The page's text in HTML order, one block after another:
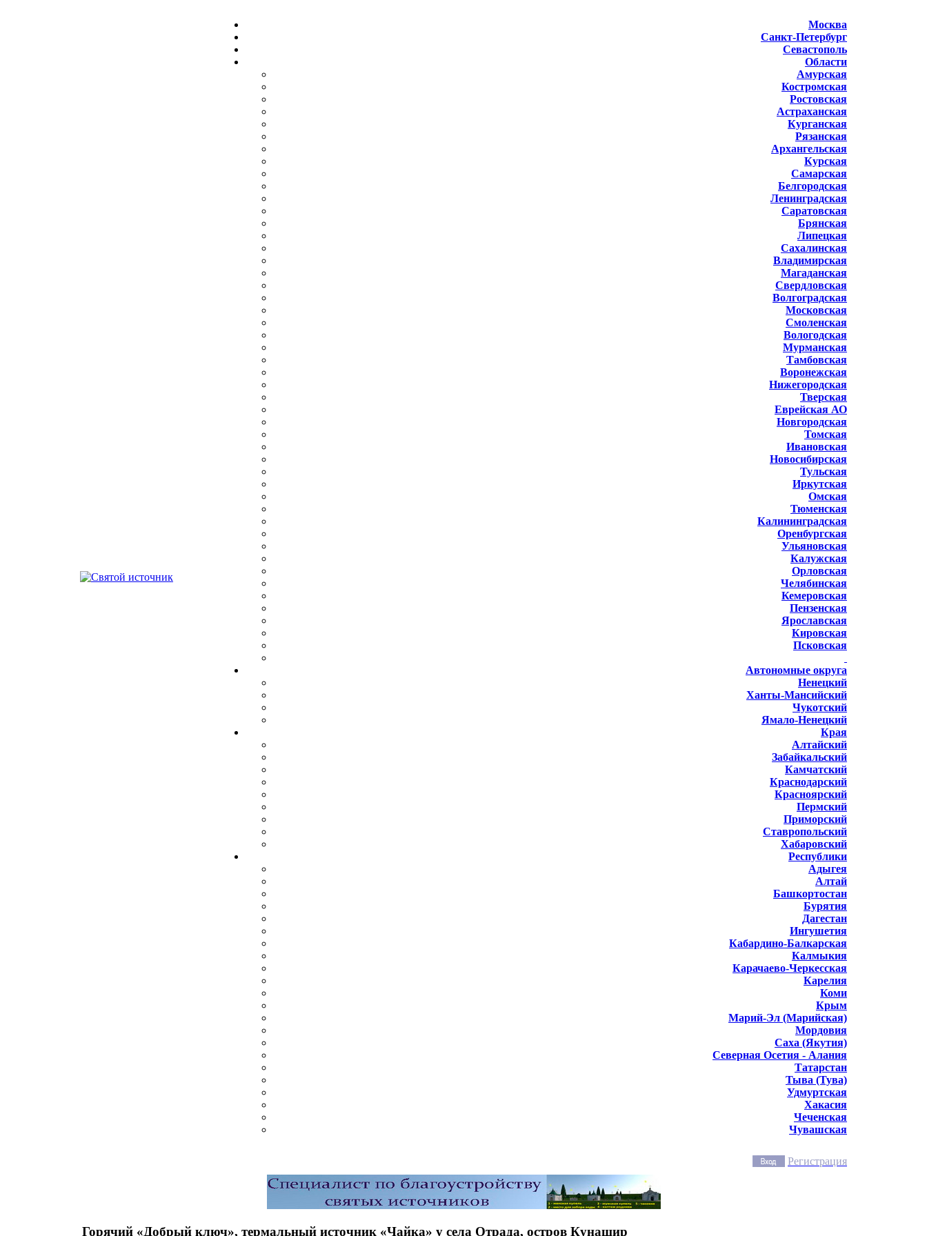
Москва
Санкт-Петербург
Севастополь
Области
Амурская
Костромская
Ростовская
Астраханская
Курганская
Рязанская
Архангельская
Курская
Самарская
Белгородская
Ленинградская
Саратовская
Брянская
Липецкая
Сахалинская
Владимирская
Магаданская
Свердловская
Волгоградская
Московская
Смоленская
Вологодская
Мурманская
Тамбовская
Воронежская
Нижегородская
Тверская
Еврейская АО
Новгородская
Томская
Ивановская
Новосибирская
Тульская
Иркутская
Омская
Тюменская
Калининградская
Оренбургская
Ульяновская
Калужская
Орловская
Челябинская
Кемеровская
Пензенская
Ярославская
Кировская
Псковская
Автономные округа
Ненецкий
Ханты-Мансийский
Чукотский
Ямало-Ненецкий
Края
Алтайский
Забайкальский
Камчатский
Краснодарский
Красноярский
Пермский
Приморский
Ставропольский
Хабаровский
Республики
Адыгея
Алтай
Башкортостан
Бурятия
Дагестан
Ингушетия
Кабардино-Балкарская
Калмыкия
Карачаево-Черкесская
Карелия
Коми
Крым
Марий-Эл (Марийская)
Мордовия
Саха (Якутия)
Северная Осетия - Алания
Татарстан
Тыва (Тува)
Удмуртская
Хакасия
Чеченская
Чувашская
Регистрация
Горячий «Добрый ключ», термальный источник «Чайка» у села Отрада, остров Кунашир